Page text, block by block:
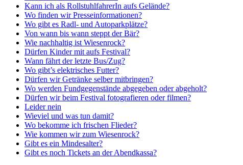
Kann ich als RollstuhlfahrerIn aufs Gelände?
Wo finden wir Presseinformationen?
Wo gibt es Radl- und Autoparkplätze?
Von wann bis wann steppt der Bär?
Wie nachhaltig ist Wiesenrock?
Dürfen Kinder mit aufs Festival?
Wann fährt der letzte Bus/Zug?
Wo gibt’s elektrisches Futter?
Dürfen wir Getränke selber mitbringen?
Wo werden Fundgegenstände abgegeben oder abgeholt?
Dürfen wir beim Festival fotografieren oder filmen?
Leider nein
Wieviel und was tun damit?
Wo bekomme ich frischen Flieder?
Wie kommen wir zum Wiesenrock?
Gibt es ein Mindesalter?
Gibt es noch Tickets an der Abendkassa?